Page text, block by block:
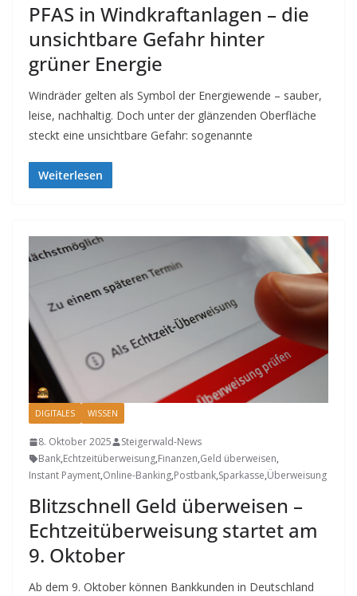
PFAS in Windkraftanlagen – die
unsichtbare Gefahr hinter
grüner Energie
Windräder gelten als Symbol der Energiewende – sauber,
leise, nachhaltig. Doch unter der glänzenden Oberfläche
steckt eine unsichtbare Gefahr: sogenannte
Weiterlesen
DIGITALES WISSEN
8. Oktober 2025
Steigerwald-News
Bank,Echtzeitüberweisung,Finanzen,Geld überweisen,
Instant Payment,Online-Banking,Postbank,Sparkasse,Überweisung
Blitzschnell Geld überweisen –
Echtzeitüberweisung startet am
9. Oktober
Ab dem 9. Oktober können Bankkunden in Deutschland